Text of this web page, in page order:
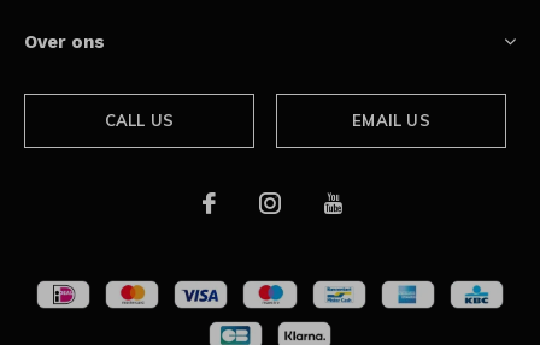
Over ons
CALL US EMAIL US